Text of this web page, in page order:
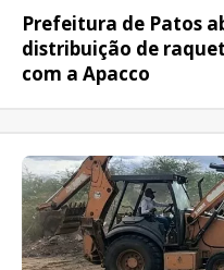
Prefeitura de Patos
distribuição de
com a Apacco